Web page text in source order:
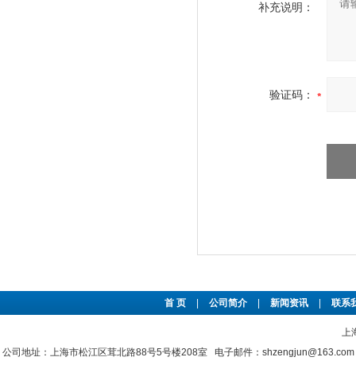
补充说明：
验证码：
首 页 公司简介 新闻资讯 联系
上
公司地址：上海市松江区茸北路88号5号楼208室 电子邮件：